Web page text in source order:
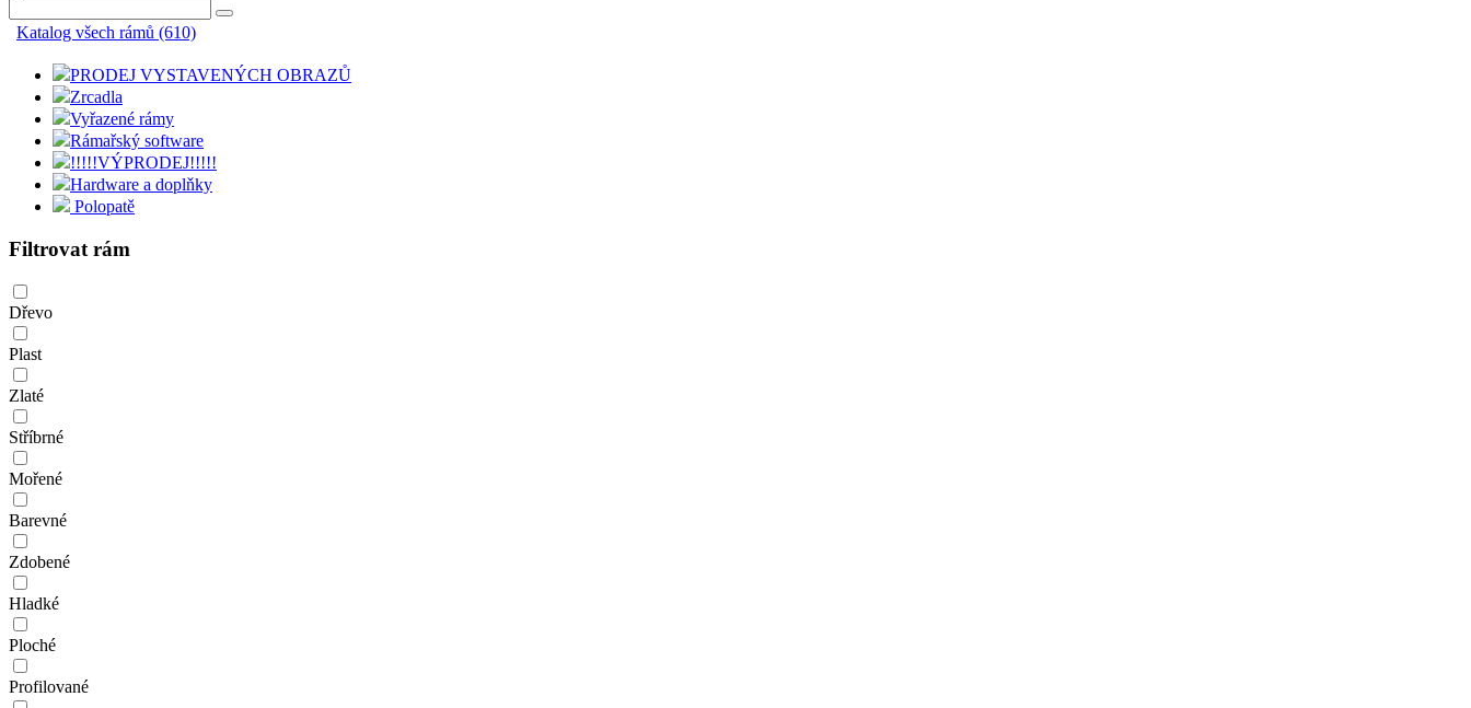
Katalog všech rámů (610)
PRODEJ VYSTAVENÝCH OBRAZŮ
Zrcadla
Vyřazené rámy
Rámařský software
!!!!!VÝPRODEJ!!!!!
Hardware a doplňky
Polopatě
Filtrovat rám
Dřevo
Plast
Zlaté
Stříbrné
Mořené
Barevné
Zdobené
Hladké
Ploché
Profilované